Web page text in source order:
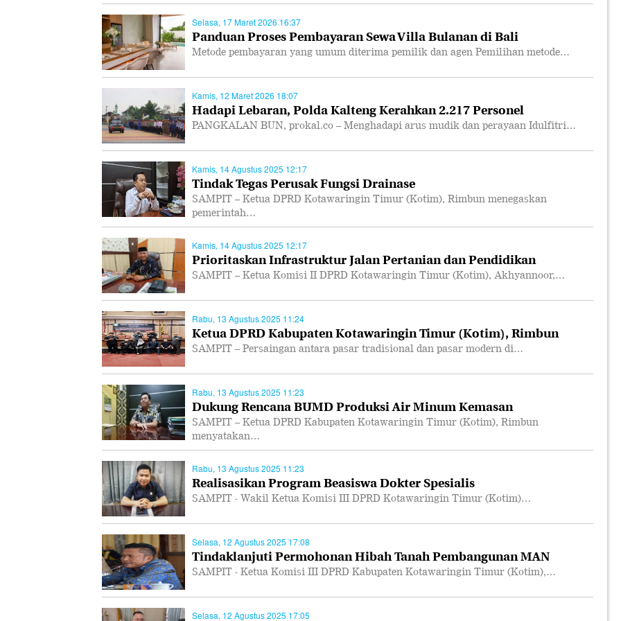
Selasa, 17 Maret 2026 16:37
Panduan Proses Pembayaran Sewa Villa Bulanan di Bali
Metode pembayaran yang umum diterima pemilik dan agen Pemilihan metode…
Kamis, 12 Maret 2026 18:07
Hadapi Lebaran, Polda Kalteng Kerahkan 2.217 Personel
PANGKALAN BUN, prokal.co – Menghadapi arus mudik dan perayaan Idulfitri…
Kamis, 14 Agustus 2025 12:17
Tindak Tegas Perusak Fungsi Drainase
SAMPIT – Ketua DPRD Kotawaringin Timur (Kotim), Rimbun menegaskan
pemerintah…
Kamis, 14 Agustus 2025 12:17
Prioritaskan Infrastruktur Jalan Pertanian dan Pendidikan
SAMPIT – Ketua Komisi II DPRD Kotawaringin Timur (Kotim), Akhyannoor,…
Rabu, 13 Agustus 2025 11:24
Ketua DPRD Kabupaten Kotawaringin Timur (Kotim), Rimbun
SAMPIT – Persaingan antara pasar tradisional dan pasar modern di…
Rabu, 13 Agustus 2025 11:23
Dukung Rencana BUMD Produksi Air Minum Kemasan
SAMPIT – Ketua DPRD Kabupaten Kotawaringin Timur (Kotim), Rimbun
menyatakan…
Rabu, 13 Agustus 2025 11:23
Realisasikan Program Beasiswa Dokter Spesialis
SAMPIT - Wakil Ketua Komisi III DPRD Kotawaringin Timur (Kotim)…
Selasa, 12 Agustus 2025 17:08
Tindaklanjuti Permohonan Hibah Tanah Pembangunan MAN
SAMPIT - Ketua Komisi III DPRD Kabupaten Kotawaringin Timur (Kotim),…
Selasa, 12 Agustus 2025 17:05